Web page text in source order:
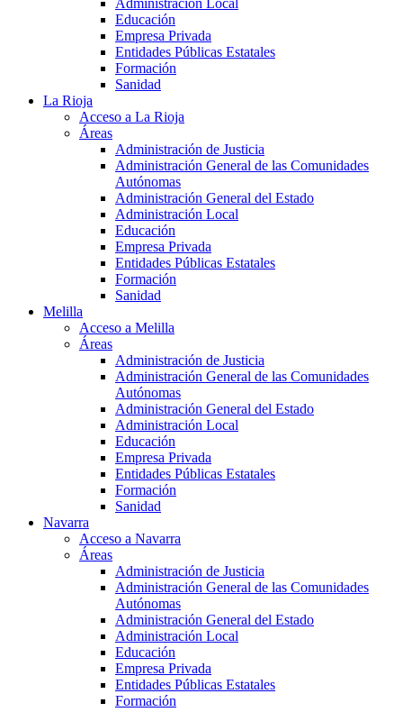
Administración Local
Educación
Empresa Privada
Entidades Públicas Estatales
Formación
Sanidad
La Rioja
Acceso a La Rioja
Áreas
Administración de Justicia
Administración General de las Comunidades
Autónomas
Administración General del Estado
Administración Local
Educación
Empresa Privada
Entidades Públicas Estatales
Formación
Sanidad
Melilla
Acceso a Melilla
Áreas
Administración de Justicia
Administración General de las Comunidades
Autónomas
Administración General del Estado
Administración Local
Educación
Empresa Privada
Entidades Públicas Estatales
Formación
Sanidad
Navarra
Acceso a Navarra
Áreas
Administración de Justicia
Administración General de las Comunidades
Autónomas
Administración General del Estado
Administración Local
Educación
Empresa Privada
Entidades Públicas Estatales
Formación